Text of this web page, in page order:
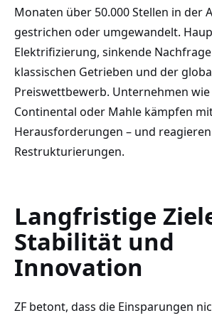
Monaten über 50.000 Stellen in der
gestrichen oder umgewandelt.
Elektrifizierung, sinkende
klassischen Getrieben und der
Preiswettbewerb. Unternehmen wie
Continental oder Mahle kämpfen
Herausforderungen – und
Restrukturierungen.
Langfristige
Stabilität und
Innovation
ZF betont, dass die Einsparungen